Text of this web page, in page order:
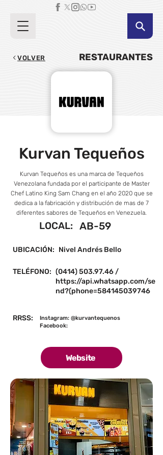
VOLVER RESTAURANTES
Kurvan Tequeños
Kurvan Tequeños es una marca de Tequeños
Venezolana fundada por el participante de Master
Chef Latino King Sam Chang en el año 2020 que se
dedica a la fabricación y distribución de mas de 7
diferentes sabores de Tequeños en Venezuela.
LOCAL: AB-59
UBICACIÓN: Nivel Andrés Bello
TELÉFONO: (0414) 503.97.46/
https://api.whatsapp.com/se
nd?(phone=584145039746
RRSS:
Instagram: @kurvantequenos
Facebook:
Website